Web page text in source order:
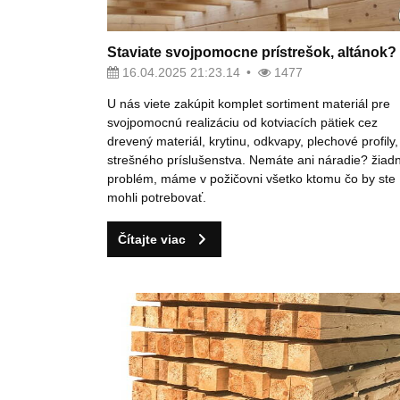
Staviate svojpomocne prístrešok, altánok?
16.04.2025 21:23.14 1477
U nás viete zakúpit komplet sortiment materiál pre
svojpomocnú realizáciu od kotviacích pätiek cez
drevený materiál, krytinu, odkvapy, plechové profily,
strešného príslušenstva. Nemáte ani náradie?
problém, máme v požičovni všetko ktomu čo by ste
mohli potrebovať.
Čítajte viac